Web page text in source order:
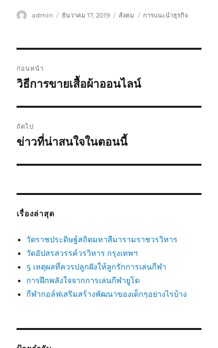
ผู้
admin
เขียน
ธันวาคม 17, 2019
หมวด
สังคม
ป้าย
การแนะนำธุรกิจ
เรื่อง
ก่อนหน้า
เรื่อง
หน้า:
วิธีการขายเสื้อผ้าออนไลน์
ถัดไป
เรื่อง
ไป:
ข่าวที่น่าสนใจในตอนนี้
เรื่องล่าสุด
วัดราชประดิษฐ์สถิตมหาสีมารามราชวรวิหาร
วัดอัปสรสวรรค์วรวิหาร กรุงเทพฯ
5 เหตุผลที่ควรปลูกฝังให้ลูกรักการเล่นกีฬา
การฝึกพลังใจจากการเล่นกีฬายูโด
กีฬากอล์ฟเสริมสร้างพัฒนาของเด็กๆอย่างไรบ้าง